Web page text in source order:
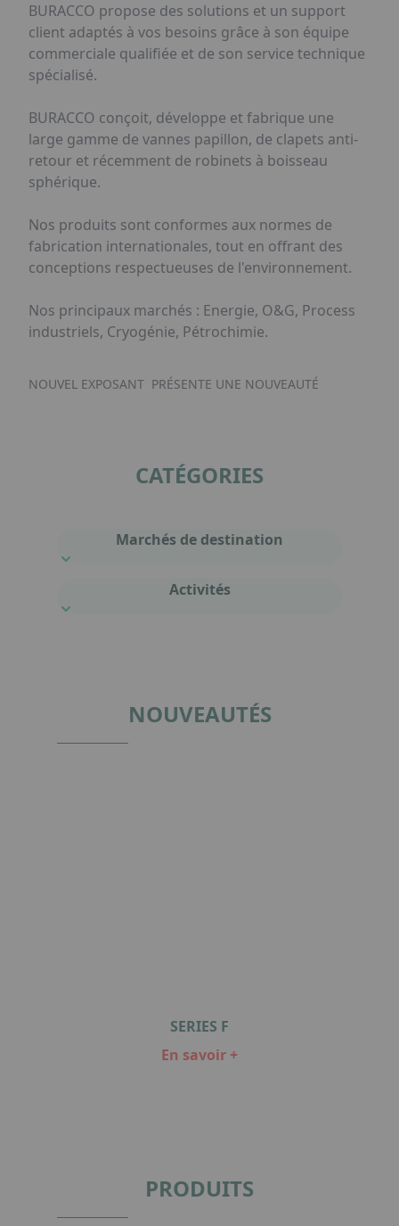
BURACCO propose des solutions et un support
client adaptés à vos besoins grâce à son équipe
commerciale qualifiée et de son service technique
spécialisé.
BURACCO conçoit, développe et fabrique une
large gamme de vannes papillon, de clapets anti-
retour et récemment de robinets à boisseau
sphérique.
Nos produits sont conformes aux normes de
fabrication internationales, tout en offrant des
conceptions respectueuses de l'environnement.
Nos principaux marchés : Energie, O&G, Process
industriels, Cryogénie, Pétrochimie.
NOUVEL EXPOSANT PRÉSENTE UNE NOUVEAUTÉ
CATÉGORIES
Marchés de destination
Activités
NOUVEAUTÉS
SERIES F
En savoir +
PRODUITS